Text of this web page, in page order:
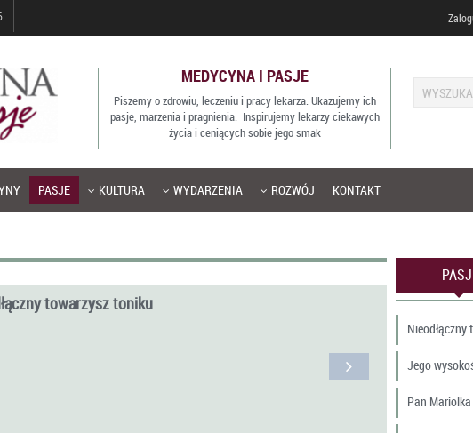
MEDYCYNA I PASJE
Piszemy o zdrowiu, leczeniu i pracy lekarza. Ukazujemy ich
pasje, marzenia i pragnienia. Inspirujemy lekarzy ciekawych
życia i ceniących sobie jego smak
PASJE KULTURA WYDARZENIA ROZWÓJ KONTAKT
towarzysz toniku
Jego
Pan